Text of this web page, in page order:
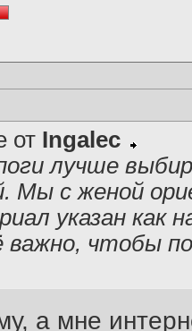
от Ingalec
лучше
Мы с женой
указан как
чтобы
а мне